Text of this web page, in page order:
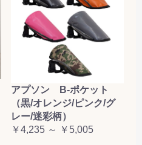
アプソン B-ポケット
（黒/オレンジ/ピンク/グ
レー/迷彩柄）
￥4,235 ～ ￥5,005